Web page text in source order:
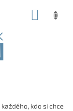
kdo si chce